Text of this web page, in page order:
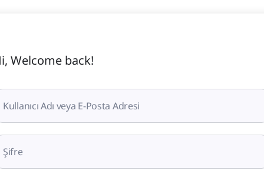
Welcome back!